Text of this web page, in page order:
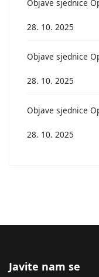
Objave sjednice
28. 10. 2025
Objave sjednice
28. 10. 2025
Objave sjednice
28. 10. 2025
Javite nam se